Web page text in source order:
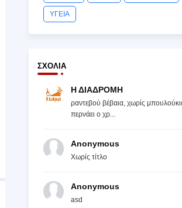
ΥΓΕΙΑ
ΣΧΌΛΙΑ
Η ΔΙΑΔΡΟΜΗ
ραντεβού βέβαια, χωρίς
περνάει ο χρ...
Anonymous
Χωρίς τίτλο
Anonymous
asd